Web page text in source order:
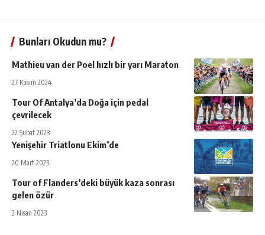
Bunları Okudun mu?
Mathieu van der Poel hızlı bir yarı Maraton
27 Kasım 2024
Tour Of Antalya’da Doğa için pedal
çevrilecek
22 Şubat 2023
Yenişehir Triatlonu Ekim’de
20 Mart 2023
Tour of Flanders’deki büyük kaza sonrası
gelen özür
2 Nisan 2023